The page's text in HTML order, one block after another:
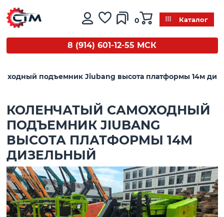
0 Каталог
8 (914) 601-12-55 МСК
подъемник Jiubang высота платформы 14м
КОЛЕНЧАТЫЙ САМОХОДНЫЙ
ПОДЪЕМНИК JIUBANG
ВЫСОТА ПЛАТФОРМЫ 14М
ДИЗЕЛЬНЫЙ